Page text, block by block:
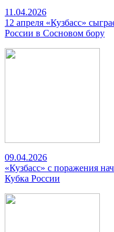
11.04.2026
12 апреля «Кузбасс»
России в Сосновом бору
09.04.2026
«Кузбасс» с поражения
Кубка России